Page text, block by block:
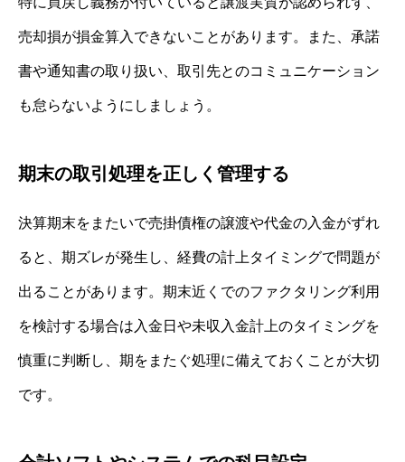
売却損が損金算入できないことがあります。また、承諾
書や通知書の取り扱い、取引先とのコミュニケーション
も怠らないようにしましょう。
期末の取引処理を正しく管理する
決算期末をまたいで売掛債権の譲渡や代金の入金がずれ
ると、期ズレが発生し、経費の計上タイミングで問題が
出ることがあります。期末近くでのファクタリング利用
を検討する場合は入金日や未収入金計上のタイミングを
慎重に判断し、期をまたぐ処理に備えておくことが大切
です。